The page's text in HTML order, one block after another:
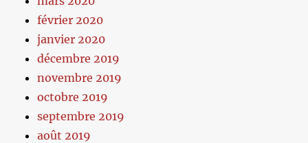
février 2020
janvier 2020
décembre 2019
novembre 2019
octobre 2019
septembre 2019
août 2019